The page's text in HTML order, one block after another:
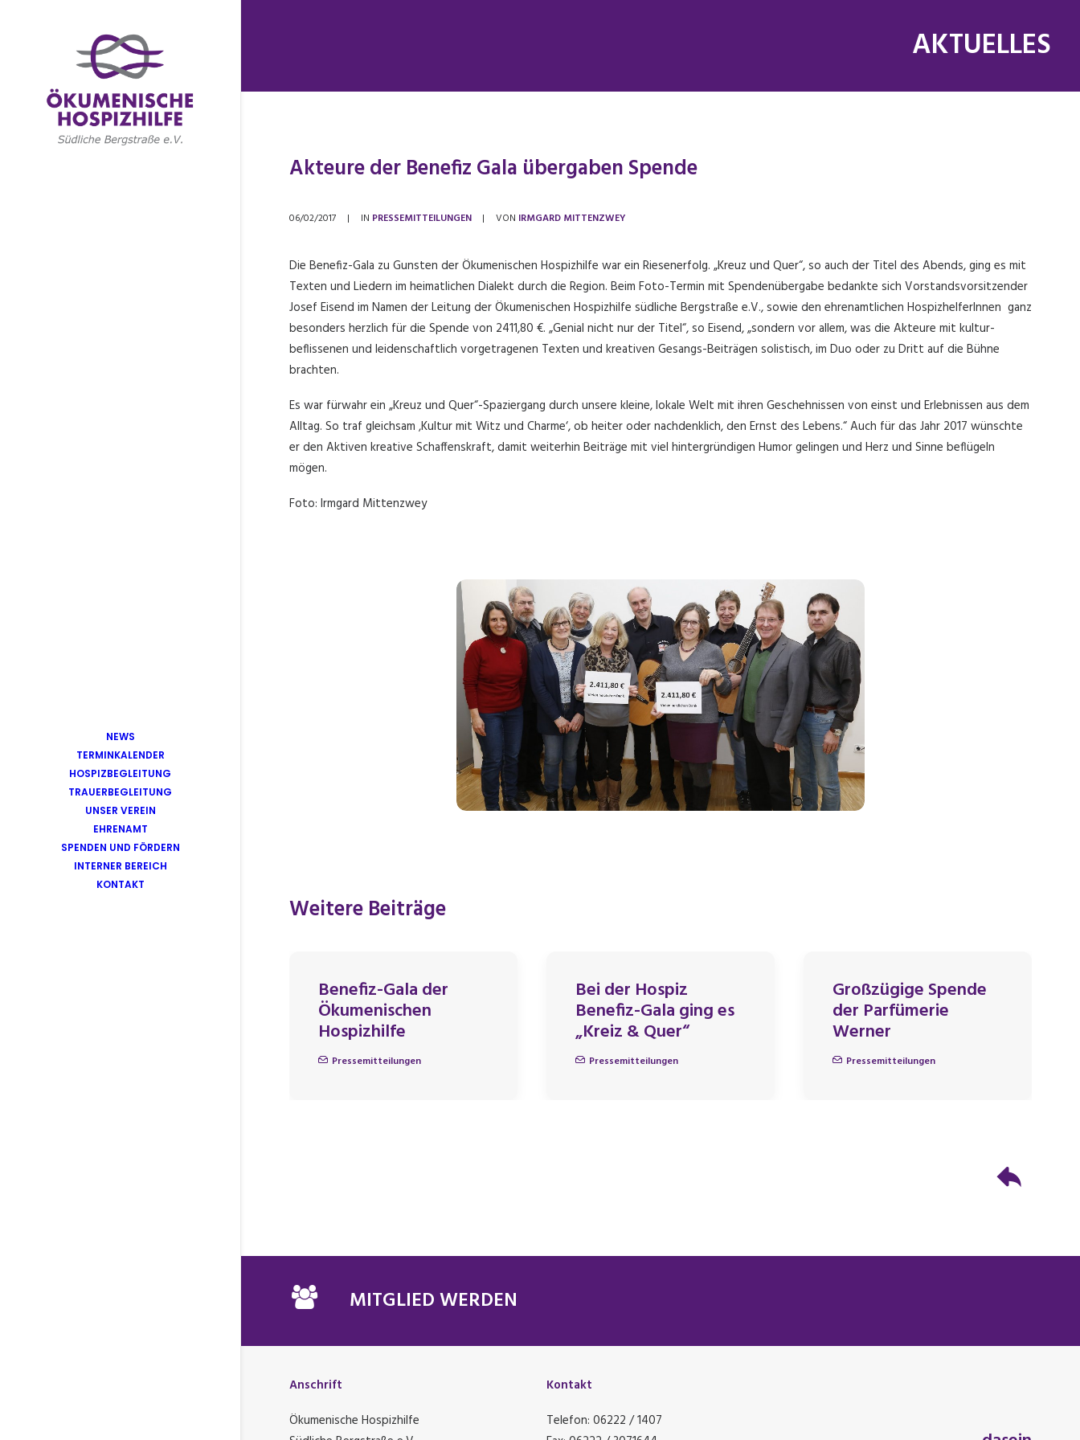
NEWS
TERMINKALENDER
HOSPIZBEGLEITUNG
TRAUERBEGLEITUNG
UNSER VEREIN
EHRENAMT
SPENDEN UND FÖRDERN
INTERNER BEREICH
KONTAKT
AKTUELLES
Akteure der Benefiz Gala übergaben Spende
06/02/2017 | IN PRESSEMITTEILUNGEN | VON IRMGARD MITTENZWEY
Die Benefiz-Gala zu Gunsten der Ökumenischen Hospizhilfe war ein Riesenerfolg. „Kreuz und Quer“, so auch der Titel des Abends, ging es mit
Texten und Liedern im heimatlichen Dialekt durch die Region. Beim Foto-Termin mit Spendenübergabe bedankte sich Vorstandsvorsitzender
Josef Eisend im Namen der Leitung der Ökumenischen Hospizhilfe südliche Bergstraße e.V., sowie den ehrenamtlichen HospizhelferInnen ganz
besonders herzlich für die Spende von 2411,80 €. „Genial nicht nur der Titel“, so Eisend, „sondern vor allem, was die Akteure mit kultur-
beflissenen und leidenschaftlich vorgetragenen Texten und kreativen Gesangs-Beiträgen solistisch, im Duo oder zu Dritt auf die Bühne
brachten.
Es war fürwahr ein „Kreuz und Quer“-Spaziergang durch unsere kleine, lokale Welt mit ihren Geschehnissen von einst und Erlebnissen aus dem
Alltag. So traf gleichsam ‚Kultur mit Witz und Charme‘, ob heiter oder nachdenklich, den Ernst des Lebens.“ Auch für das Jahr 2017 wünschte
er den Aktiven kreative Schaffenskraft, damit weiterhin Beiträge mit viel hintergründigen Humor gelingen und Herz und Sinne beflügeln
mögen.
Foto: Irmgard Mittenzwey
Weitere Beiträge
Benefiz-Gala der
Ökumenischen
Hospizhilfe
Pressemitteilungen
Bei der Hospiz
Benefiz-Gala ging es
„Kreiz & Quer“
Pressemitteilungen
Großzügige Spende
der Parfümerie
Werner
Pressemitteilungen
MITGLIED WERDEN
Anschrift
Ökumenische Hospizhilfe
Kontakt
Telefon: 06222 / 1407